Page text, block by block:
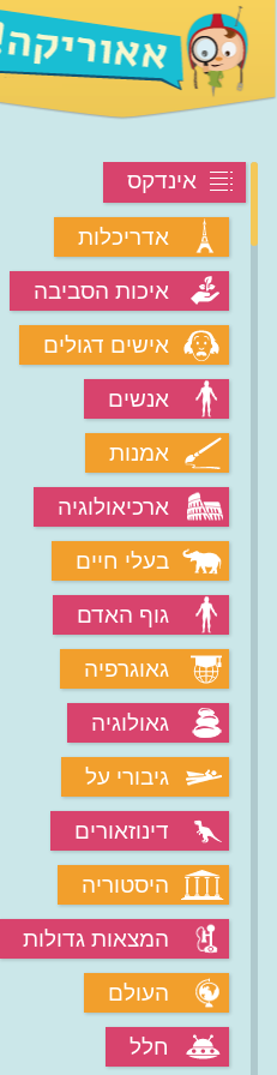
אינדקס
אדריכלות
איכות הסביבה
אישים דגולים
אנשים
אמנות
ארכיאולוגיה
בעלי חיים
גוף האדם
גאוגרפיה
גאולוגיה
גיבורי על
דינוזאורים
היסטוריה
המצאות גדולות
העולם
חלל